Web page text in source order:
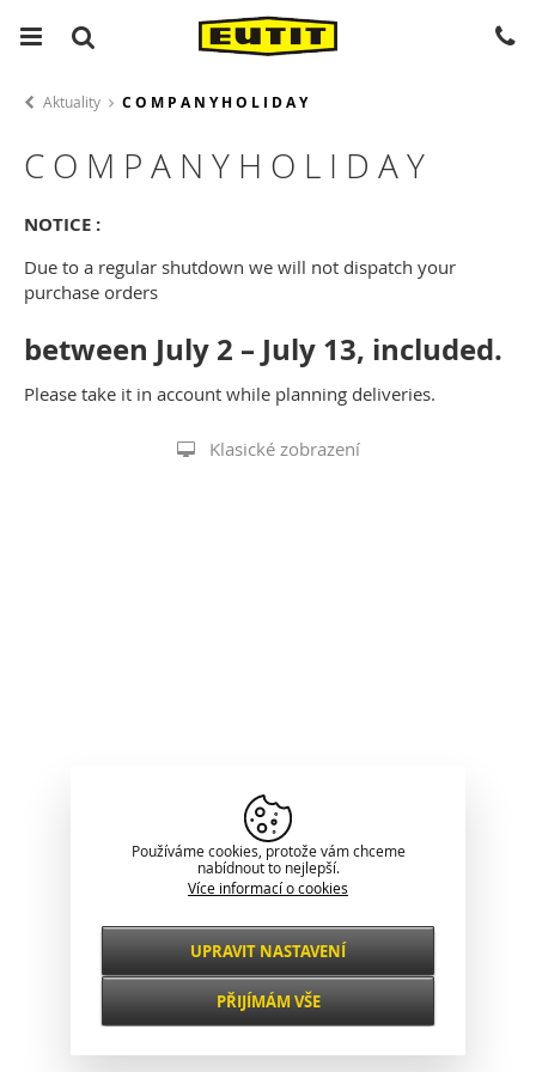
Aktuality C O M P A N Y H O L I D A Y
C O M P A N Y H O L I D A Y
NOTICE :
Due to a regular shutdown we will not dispatch your
purchase orders
between July 2 – July 13, included.
Please take it in account while planning deliveries.
Klasické zobrazení
Používáme cookies, protože vám chceme
nabídnout to nejlepší.
Více informací o cookies
Nezbytné
VŽDY AKTIVNÍ
Funkční a
UPRAVIT NASTAVENÍ
PŘIJÍMÁM VŠE